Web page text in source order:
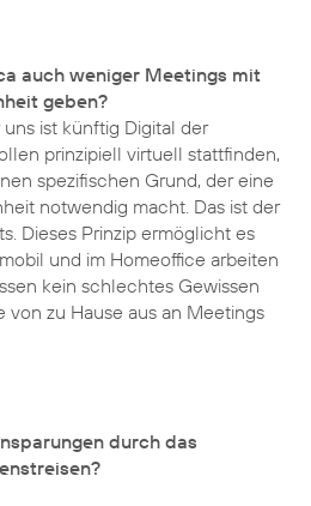
auch weniger Meetings mit
geben?
uns ist künftig Digital der
prinzipiell virtuell stattfinden,
spezifischen Grund, der eine
notwendig macht. Das ist der
Dieses Prinzip ermöglicht es
und im Homeoffice arbeiten
kein schlechtes Gewissen
von zu Hause aus an Meetings
durch das